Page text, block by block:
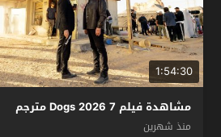
1:54:30
مشاهدة فيلم 7 Dogs 2026 مترجم
منذ شهرين